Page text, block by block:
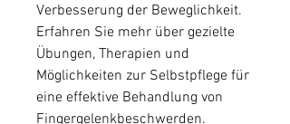
Verbesserung der Beweglichkeit.
Erfahren Sie mehr über gezielte
Übungen, Therapien und
Möglichkeiten zur Selbstpflege für
eine effektive Behandlung von
Fingergelenkbeschwerden.